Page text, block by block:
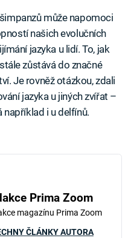
může napomoci
našich evolučních
jazyka u lidí. To, jak
zůstává do značné
Je rovněž otázkou, zdali
jazyka u jiných zvířat –
i u delfínů.
Prima Zoom
magazínu Prima Zoom
ČLÁNKY AUTORA